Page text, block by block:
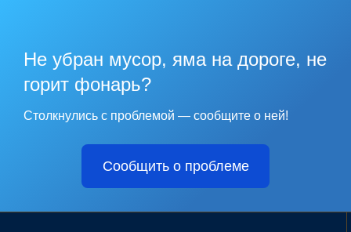
Не убран мусор, яма на дороге, не
горит фонарь?
Столкнулись с проблемой — сообщите о ней!
Сообщить о проблеме